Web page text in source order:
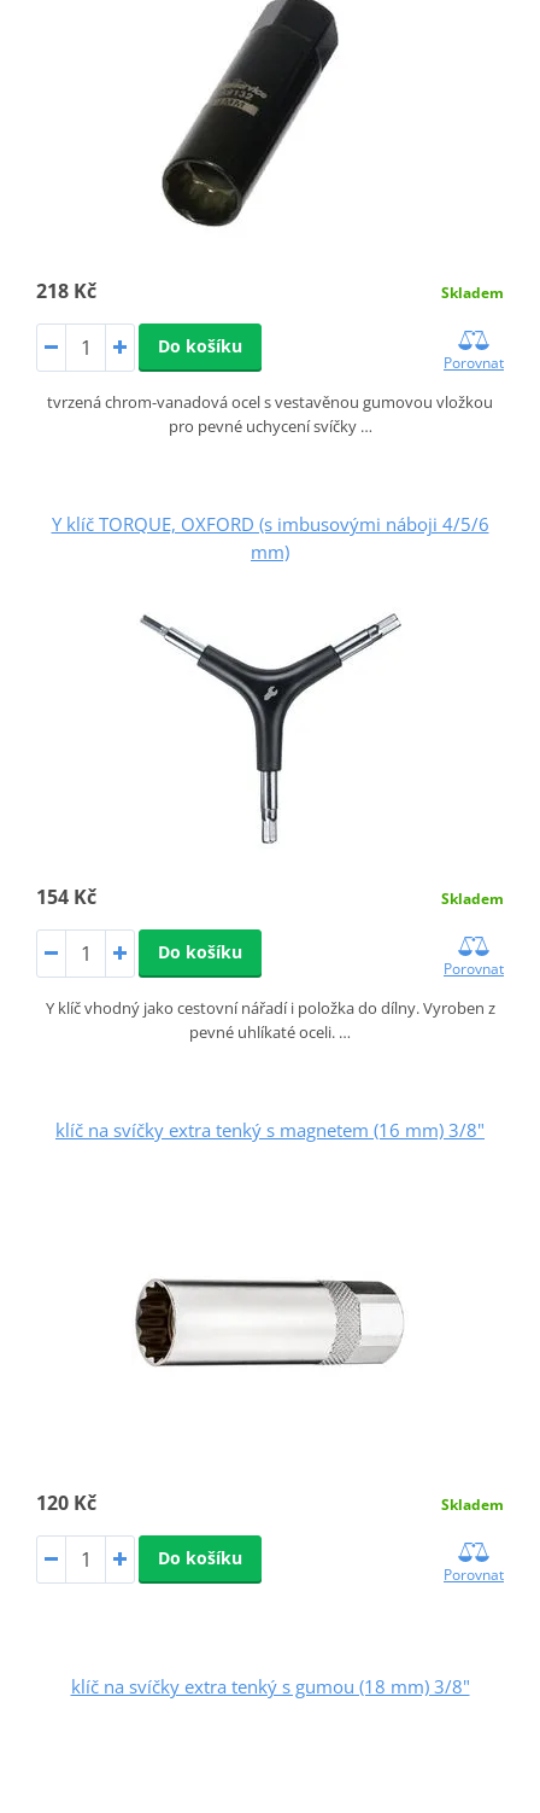
218 Kč Skladem
Do košíku
Porovnat
tvrzená chrom-vanadová ocel s vestavěnou gumovou vložkou
pro pevné uchycení svíčky …
Y klíč TORQUE, OXFORD (s imbusovými náboji 4/5/6
mm)
154 Kč Skladem
Do košíku
Porovnat
Y klíč vhodný jako cestovní nářadí i položka do dílny. Vyroben z
pevné uhlíkaté oceli. …
klíč na svíčky extra tenký s magnetem (16 mm) 3/8"
120 Kč Skladem
Do košíku
Porovnat
klíč na svíčky extra tenký s gumou (18 mm) 3/8"